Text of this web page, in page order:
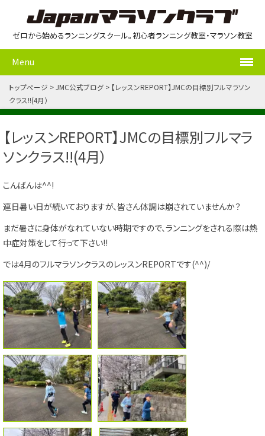
ゼロから始めるランニングスクール。初心者ランニング教室・マラソン教室
Menu
トップページ JMC公式ブログ
【レッスンREPORT】JMCの目標別フルマラソン
クラス!!(4月）
【レッスンREPORT】JMCの目標別フルマラ
ソンクラス!!(4月）
こんばんは^^!
連日暑い日が続いておりますが、皆さん体調は崩されていませんか？
まだ暑さに身体がなれていない時期ですので、ランニングをされる際は熱
中症対策をして行って下さい!!
では4月のフルマラソンクラスのレッスンREPORTです(^^)/